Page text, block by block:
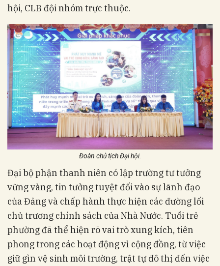
hội, CLB đội nhóm trực thuộc.
Đoàn chủ tịch Đại hội.
Đại bộ phận thanh niên có lập trường tư tưởng
vững vàng, tin tưởng tuyệt đối vào sự lãnh đạo
của Đảng và chấp hành thực hiện các đường lối
chủ trương chính sách của Nhà Nước. Tuổi trẻ
phường đã thể hiện rõ vai trò xung kích, tiên
phong trong các hoạt động vì cộng đồng, từ việc
giữ gìn vệ sinh môi trường, trật tự đô thị đến việc